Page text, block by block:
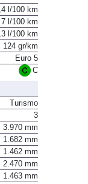
l/100 km
7 l/100 km
l/100 km
124 gr/km
Euro 5
Turismo
3
3.970 mm
1.682 mm
1.462 mm
2.470 mm